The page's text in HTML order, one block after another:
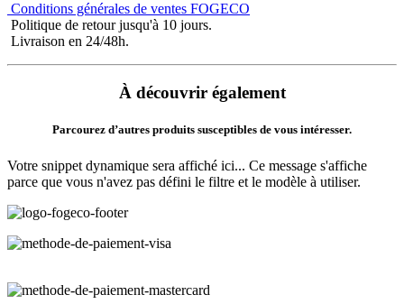
Conditions générales de ventes FOGECO
Politique de retour jusqu'à 10 jours.
Livraison en 24/48h.
À découvrir également
Parcourez d’autres produits susceptibles de vous intéresser.
Votre snippet dynamique sera affiché ici... Ce message s'affiche
parce que vous n'avez pas défini le filtre et le modèle à utiliser.